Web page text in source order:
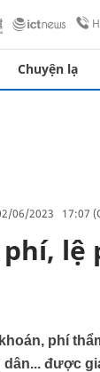
Chuyện lạ
06/2023 17:07
lệ
phí
được